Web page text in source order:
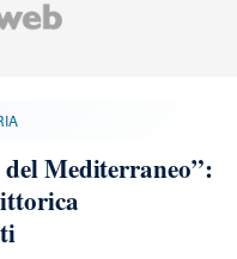
Mediterraneo”: